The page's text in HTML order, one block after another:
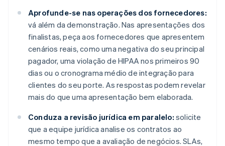
Aprofunde-se nas operações dos fornecedores:
vá além da demonstração. Nas apresentações dos
finalistas, peça aos fornecedores que apresentem
cenários reais, como uma negativa do seu principal
pagador, uma violação de HIPAA nos primeiros 90
dias ou o cronograma médio de integração para
clientes do seu porte. As respostas podem revelar
mais do que uma apresentação bem elaborada.
Conduza a revisão jurídica em paralelo: solicite
que a equipe jurídica analise os contratos ao
mesmo tempo que a avaliação de negócios. SLAs,